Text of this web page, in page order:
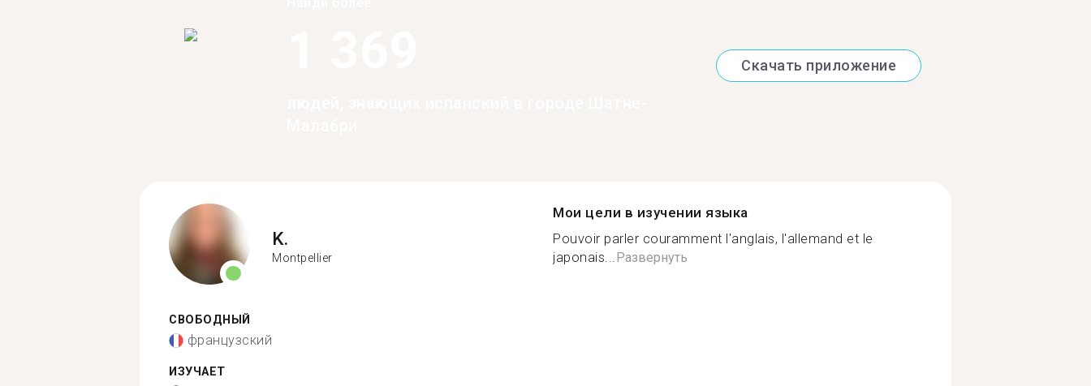
Скачать приложение
K.
Montpellier
СВОБОДНЫЙ
французский
ИЗУЧАЕТ
Мои цели в изучении языка
Pouvoir parler couramment l'anglais, l'allemand et le
japonais... Развернуть